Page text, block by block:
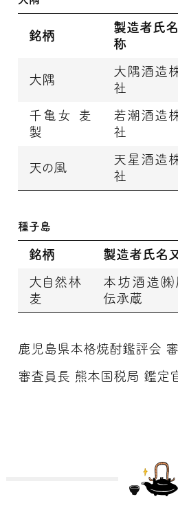
銘柄
製造者氏
称
大隅
大隅酒造
社
千亀女 麦
製
若潮酒造
社
天の風
天星酒造
社
種子島
銘柄 製造者氏名
大自然林
麦
本坊酒造㈱
伝承蔵
鹿児島県本格焼酎鑑評会
審査員長 熊本国税局 鑑定